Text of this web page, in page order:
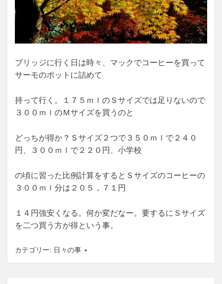
ブリッジに行く日は時々、マックでコーヒーを買って
サーモのポットに詰めて
持って行く。１７５ｍｌのＳサイズでは足りないので
３００ｍｌのＭサイズを買うのと
どっちが得か？Ｓサイズ２つで３５０ｍｌで２４０
円、３００ｍｌで２２０円、小学校
の頃に習った比例計算をするとＳサイズのコーヒーの
３００ｍｌ分は２０５，７１円
１４円強安くなる。何か変だなー。要するにＳサイズ
を二つ買う方が得という事。
カテゴリー: 日々の事